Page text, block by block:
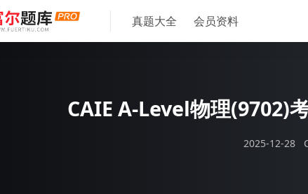
真题大全 会员资料
CAIE A-Level物理(9702)
2025-12-28